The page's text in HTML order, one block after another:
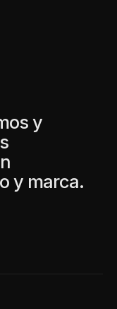
y
y marca.